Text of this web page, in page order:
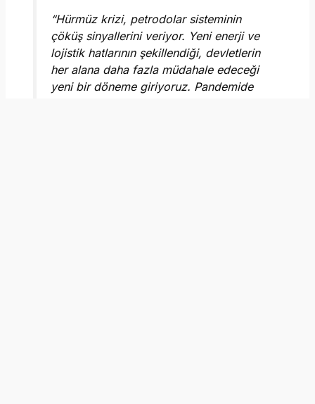
“Hürmüz krizi, petrodolar sisteminin
çöküş sinyallerini veriyor. Yeni enerji ve
lojistik hatlarının şekillendiği, devletlerin
her alana daha fazla müdahale edeceği
yeni bir döneme giriyoruz. Pandemide